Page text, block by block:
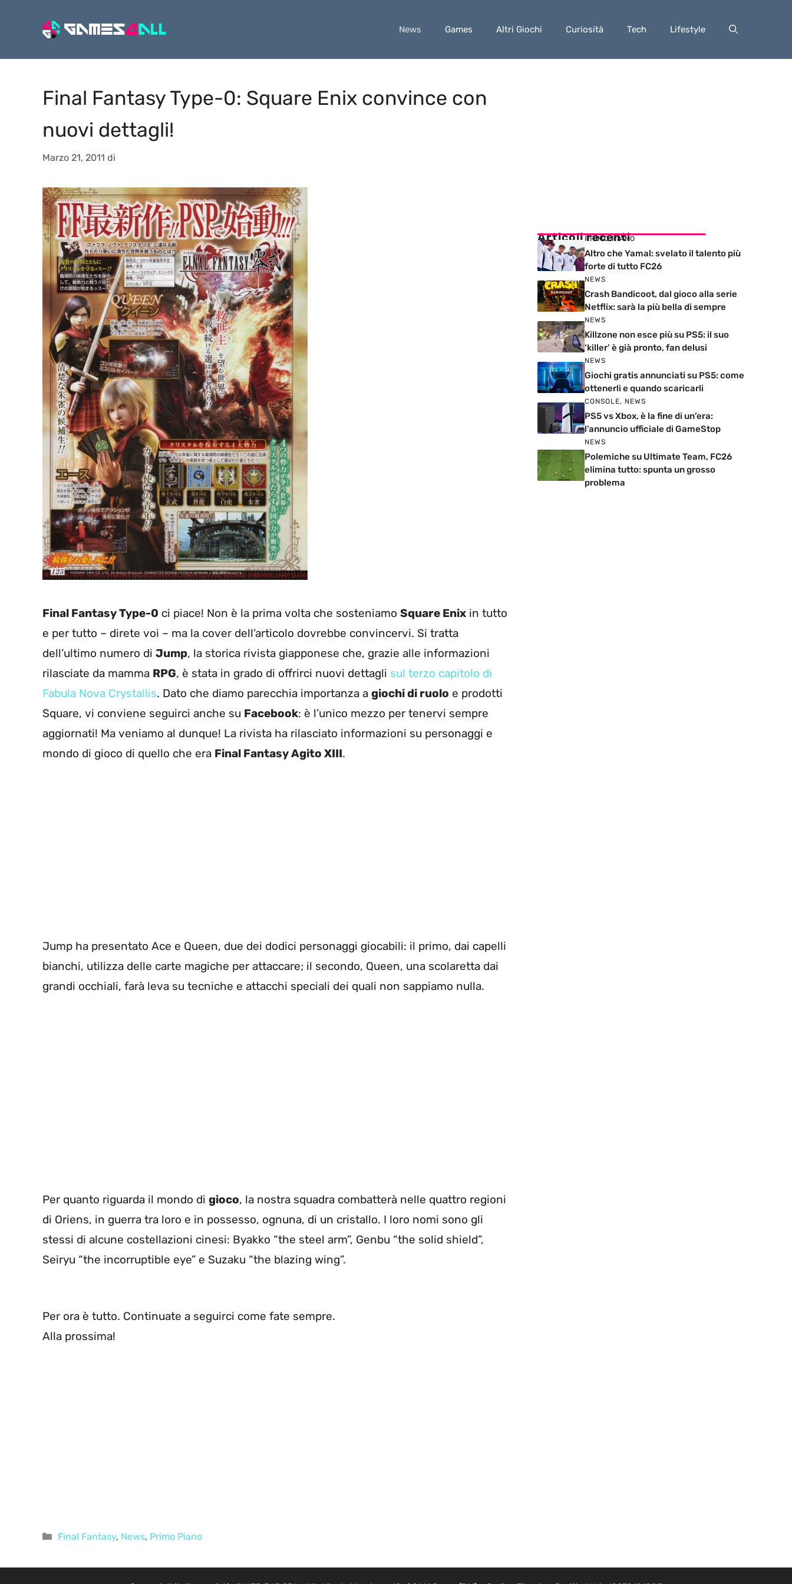
News Games Altri Giochi Curiosità Tech Lifestyle
Final Fantasy Type-0: Square Enix convince con
nuovi dettagli!
Marzo 21, 2011 di
Final Fantasy Type-0 ci piace! Non è la prima volta che sosteniamo Square Enix in tutto
e per tutto – direte voi – ma la cover dell’articolo dovrebbe convincervi. Si tratta
dell’ultimo numero di Jump, la storica rivista giapponese che, grazie alle informazioni
rilasciate da mamma RPG, è stata in grado di offrirci nuovi dettagli sul terzo capitolo di
Fabula Nova Crystallis. Dato che diamo parecchia importanza a giochi di ruolo e prodotti
Square, vi conviene seguirci anche su Facebook: è l’unico mezzo per tenervi sempre
aggiornati! Ma veniamo al dunque! La rivista ha rilasciato informazioni su personaggi e
mondo di gioco di quello che era Final Fantasy Agito XIII.
Jump ha presentato Ace e Queen, due dei dodici personaggi giocabili: il primo, dai capelli
bianchi, utilizza delle carte magiche per attaccare; il secondo, Queen, una scolaretta dai
grandi occhiali, farà leva su tecniche e attacchi speciali dei quali non sappiamo nulla.
Per quanto riguarda il mondo di gioco, la nostra squadra combatterà nelle quattro regioni
di Oriens, in guerra tra loro e in possesso, ognuna, di un cristallo. I loro nomi sono gli
stessi di alcune costellazioni cinesi: Byakko “the steel arm”, Genbu “the solid shield”,
Seiryu “the incorruptible eye” e Suzaku “the blazing wing”.
Per ora è tutto. Continuate a seguirci come fate sempre.
Alla prossima!
Categorie
Final Fantasy, News, Primo Piano
Articoli recenti
PRIMO PIANO
Altro che Yamal: svelato il talento più
forte di tutto FC26
NEWS
Crash Bandicoot, dal gioco alla serie
Netflix: sarà la più bella di sempre
NEWS
Killzone non esce più su PS5: il suo
‘killer’ è già pronto, fan delusi
NEWS
Giochi gratis annunciati su PS5: come
ottenerli e quando scaricarli
CONSOLE, NEWS
PS5 vs Xbox, è la fine di un’era:
l’annuncio ufficiale di GameStop
NEWS
Polemiche su Ultimate Team, FC26
elimina tutto: spunta un grosso
problema